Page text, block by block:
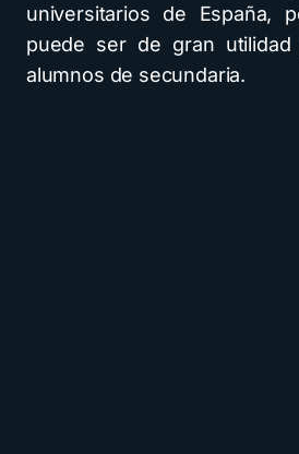
universitarios de España,
puede ser de gran
alumnos de secundaria.